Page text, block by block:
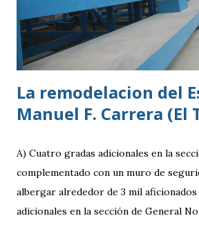
La remodelacion del
Manuel F. Carrera (El
A) Cuatro gradas adicionales en la
complementado con un muro de
albergar alrededor de 3 mil
adicionales en la sección de General